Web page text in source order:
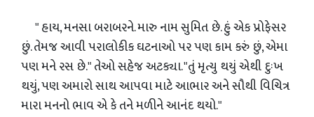
" હાય, મનસા બરાબરને. મારુ નામ સુમિત છે. હું એક પ્રોફેસર
છું. તેમજ આવી પરાલોકીક ઘટનાઓ પર પણ કામ કરું છું, એમા
પણ મને રસ છે." તેઓ સહેજ અટક્યા. "તું મૃત્યુ થયું એથી દુઃખ
થયું, પણ અમારો સાથ આપવા માટે આભાર અને સૌથી વિચિત્ર
મારા મનનો ભાવ એ કે તને મળીને આનંદ થયો."